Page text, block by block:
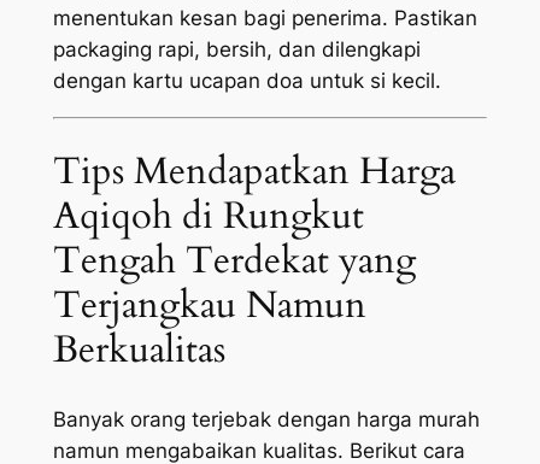
menentukan kesan bagi penerima. Pastikan
packaging rapi, bersih, dan dilengkapi
dengan kartu ucapan doa untuk si kecil.
Tips Mendapatkan Harga
Aqiqoh di Rungkut
Tengah Terdekat yang
Terjangkau Namun
Berkualitas
Banyak orang terjebak dengan harga murah
namun mengabaikan kualitas. Berikut cara